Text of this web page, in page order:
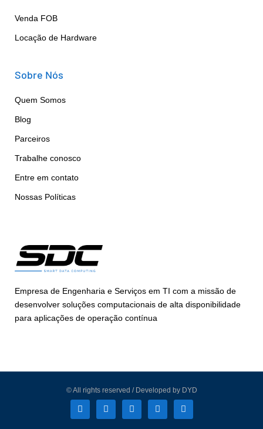
Venda FOB
Locação de Hardware
Sobre Nós
Quem Somos
Blog
Parceiros
Trabalhe conosco
Entre em contato
Nossas Políticas
Empresa de Engenharia e Serviços em TI com a missão de
desenvolver soluções computacionais de alta disponibilidade
para aplicações de operação contínua
© All rights reserved / Developed by DYD
L
i
n
F
a
c
I
n
s
T
w
i
Y
o
u